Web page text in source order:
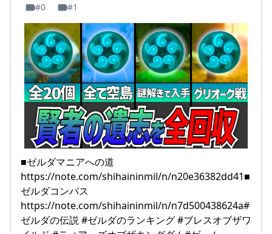
#0 #1
■ゼルダマニアへの道
https://note.com/shihaininmil/n/n20e36382dd41■
ゼルダコンパス
https://note.com/shihaininmil/n/n7d500438624a#
ゼルダの伝説 #ゼルダのランキング #ブレスオブザワ